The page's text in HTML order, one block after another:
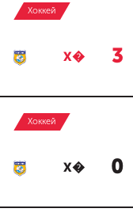
Хоккей
Х� 3
Хоккей
Х� 0